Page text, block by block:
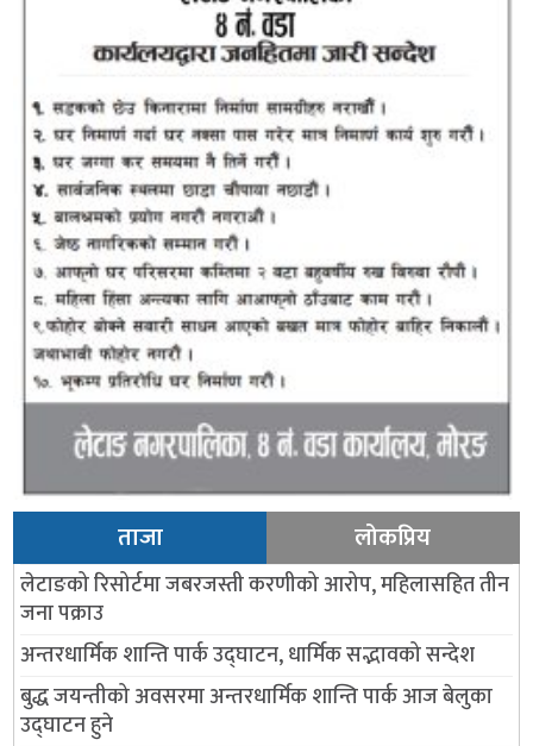
ताजा लोकप्रिय
लेटाङको रिसोर्टमा जबरजस्ती करणीको आरोप, महिलासहित तीन
जना पक्राउ
अन्तरधार्मिक शान्ति पार्क उद्घाटन, धार्मिक सद्भावको सन्देश
बुद्ध जयन्तीको अवसरमा अन्तरधार्मिक शान्ति पार्क आज बेलुका
उद्घाटन हुने